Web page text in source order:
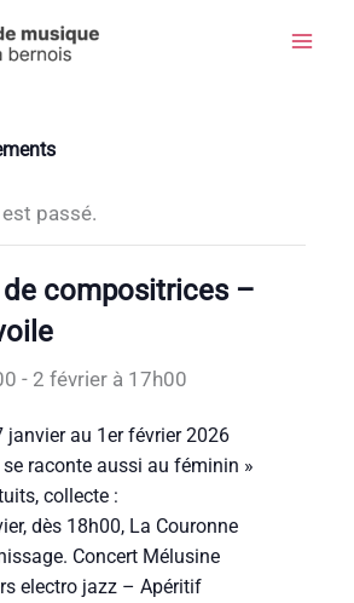
passé.
compositrices –
- 2 février à 17h00
janvier au 1er février 2026
raconte aussi au féminin »
collecte :
dès 18h00, La Couronne
Concert Mélusine
electro jazz – Apéritif